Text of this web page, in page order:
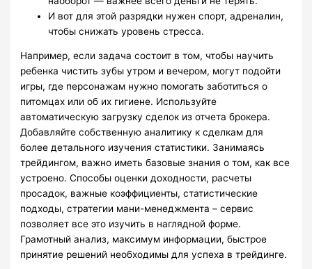
И вот для этой разрядки нужен спорт, адреналин,
чтобы снижать уровень стресса.
Например, если задача состоит в том, чтобы научить
ребенка чистить зубы утром и вечером, могут подойти
игры, где персонажам нужно помогать заботиться о
питомцах или об их гигиене. Используйте
автоматическую загрузку сделок из отчета брокера.
Добавляйте собственную аналитику к сделкам для
более детального изучения статистики. Занимаясь
трейдингом, важно иметь базовые знания о том, как все
устроено. Способы оценки доходности, расчеты
просадок, важные коэффициенты, статистические
подходы, стратегии мани-менеджмента – сервис
позволяет все это изучить в наглядной форме.
Грамотный анализ, максимум информации, быстрое
принятие решений необходимы для успеха в трейдинге.